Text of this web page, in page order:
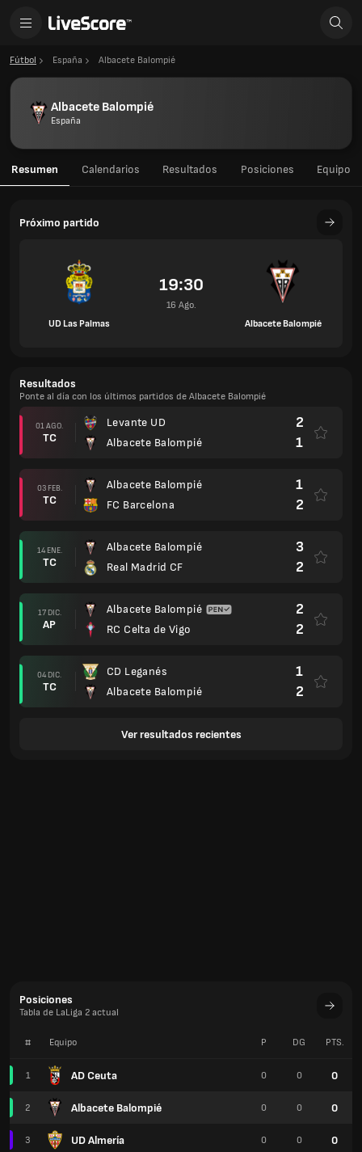
Fútbol España Albacete Balompié
Albacete Balompié
España
Resumen Calendarios Resultados Posiciones Equipo
Próximo partido
UD Las Palmas
19:30
16 Ago.
Albacete Balompié
Resultados
Ponte al día con los últimos partidos de Albacete Balompié
01 AGO.
TC
Levante UD
Albacete Balompié
2
1
03 FEB.
TC
Albacete Balompié
FC Barcelona
1
2
14 ENE.
TC
Albacete Balompié
Real Madrid CF
3
2
17 DIC.
AP
Albacete Balompié
RC Celta de Vigo
2
2
04 DIC.
TC
CD Leganés
Albacete Balompié
1
2
Ver resultados recientes
Posiciones
Tabla de LaLiga 2 actual
# Equipo
1 AD Ceuta
2 Albacete Balompié
3 UD Almería
P DG PTS.
0 0 0
0 0 0
0 0 0